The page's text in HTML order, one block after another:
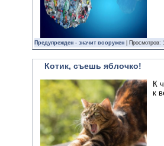
Предупрежден - значит вооружен |
Котик, съешь яблочко!
К
к